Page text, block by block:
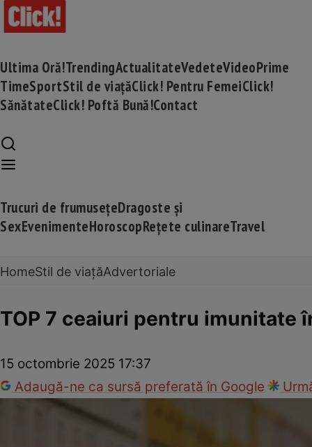
Ultima Oră!TrendingActualitateVedeteVideoPrime
TimeSportStil de viațăClick! Pentru FemeiClick!
SănătateClick! Poftă Bună!Contact
Trucuri de frumusețeDragoste și
SexEvenimenteHoroscopRețete culinareTravel
HomeStil de viațăAdvertoriale
TOP 7 ceaiuri pentru imunitate
15 octombrie 2025 17:37
Adaugă-ne ca sursă preferată în Google